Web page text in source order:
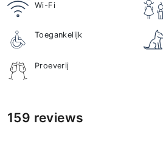
Wi-Fi
Toegankelijk
Proeverij
159 reviews